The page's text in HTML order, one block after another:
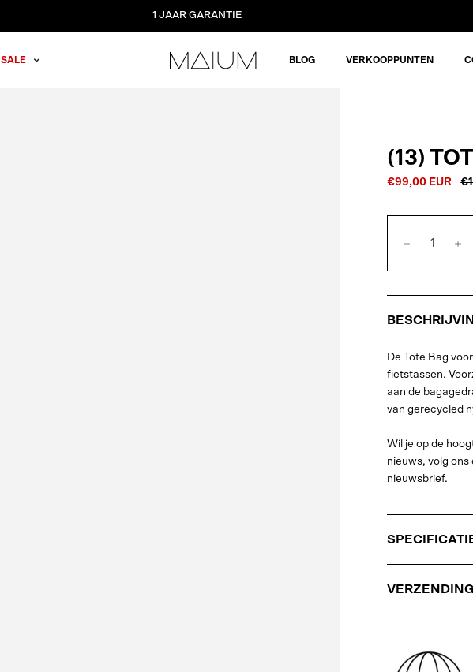
1 JAAR GARANTIE
SALE BLOG VERKOOPPUNTEN
(13)
€99,00 EUR
De Tote Bag
fietstassen.
aan de
van gerecycled
Wil je op de
nieuws, volg ons
nieuwsbrief.
VERZENDING